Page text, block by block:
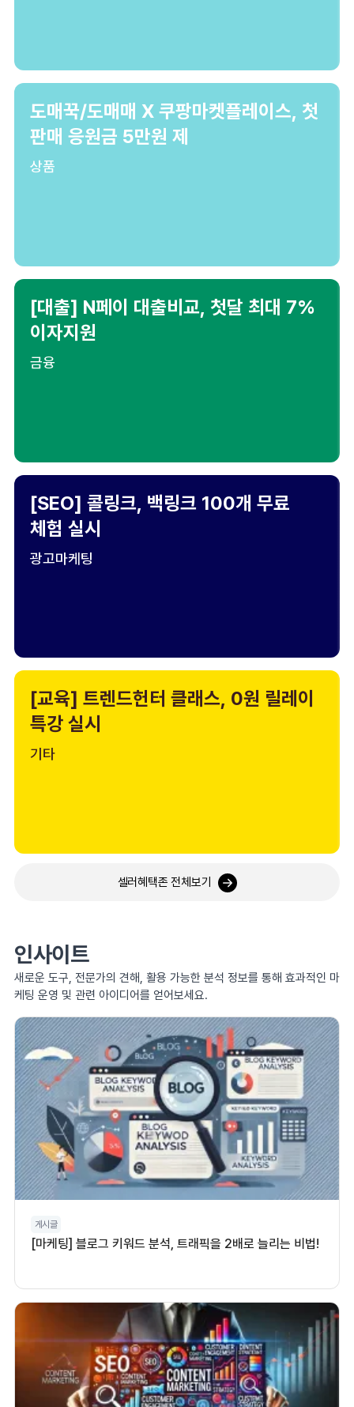
도매꾹/도매매 X 쿠팡마켓플레이스, 첫
판매 응원금 5만원 제
상품
[대출] N페이 대출비교, 첫달 최대 7%
이자지원
금융
[SEO] 콜링크, 백링크 100개 무료
체험 실시
광고마케팅
[교육] 트렌드헌터 클래스, 0원 릴레이
특강 실시
기타
셀러혜택존 전체보기
인사이트
새로운 도구, 전문가의 견해, 활용 가능한 분석 정보를 통해 효과적인 마
케팅 운영 및 관련 아이디어를 얻어보세요.
게시글
[마케팅] 블로그 키워드 분석, 트래픽을 2배로 늘리는 비법!